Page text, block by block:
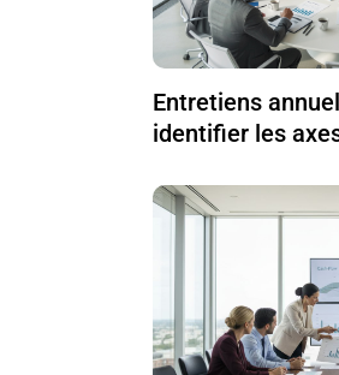
Entretiens
identifier les